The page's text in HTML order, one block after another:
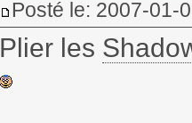
Posté le: 2007-01-
Plier les